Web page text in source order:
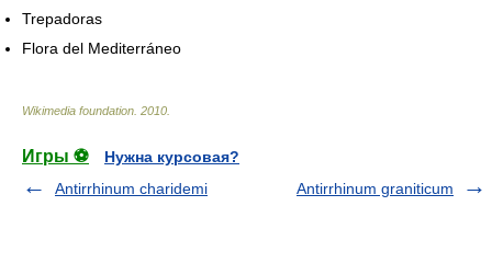
Trepadoras
Flora del Mediterráneo
Wikimedia foundation 2010
Игры ⚽
Нужна курсовая?
Antirrhinum charidemi
Antirrhinum graniticum